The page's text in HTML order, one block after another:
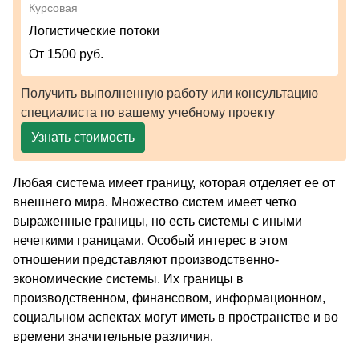
Курсовая
Логистические потоки
От 1500 руб.
Получить выполненную работу или консультацию
специалиста по вашему учебному проекту
Узнать стоимость
Любая система имеет границу, которая отделяет ее от
внешнего мира. Множество систем имеет четко
выраженные границы, но есть системы с иными
нечеткими границами. Особый интерес в этом
отношении представляют производственно-
экономические системы. Их границы в
производственном, финансовом, информационном,
социальном аспектах могут иметь в пространстве и во
времени значительные различия.